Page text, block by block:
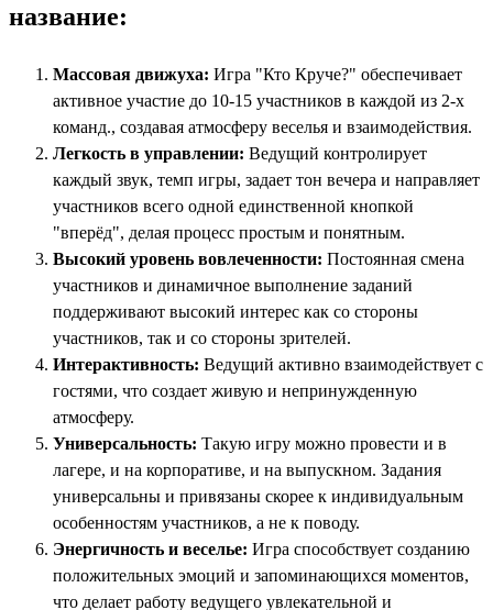
название:
Массовая движуха: Игра "Кто Круче?" обеспечивает
активное участие до 10-15 участников в каждой из 2-х
команд., создавая атмосферу веселья и взаимодействия.
Легкость в управлении: Ведущий контролирует
каждый звук, темп игры, задает тон вечера и направляет
участников всего одной единственной кнопкой
"вперёд", делая процесс простым и понятным.
Высокий уровень вовлеченности: Постоянная смена
участников и динамичное выполнение заданий
поддерживают высокий интерес как со стороны
участников, так и со стороны зрителей.
Интерактивность: Ведущий активно взаимодействует с
гостями, что создает живую и непринужденную
атмосферу.
Универсальность: Такую игру можно провести и в
лагере, и на корпоративе, и на выпускном. Задания
универсальны и привязаны скорее к индивидуальным
особенностям участников, а не к поводу.
Энергичность и веселье: Игра способствует созданию
положительных эмоций и запоминающихся моментов,
что делает работу ведущего увлекательной и